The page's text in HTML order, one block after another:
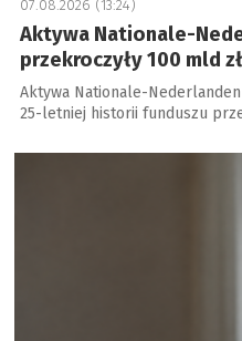
07.08.2026 (13:24)
Aktywa Nationale-
przekroczyły 100 mld zł
Aktywa Nationale-
25-letniej historii funduszu
a